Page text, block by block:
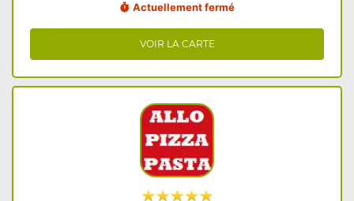
Actuellement fermé
VOIR LA CARTE